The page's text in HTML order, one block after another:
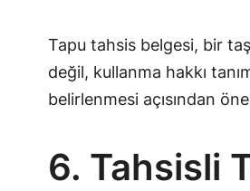
Tapu tahsis belgesi, bir
değil, kullanma hakkı
belirlenmesi açısından
6. Tahsisli